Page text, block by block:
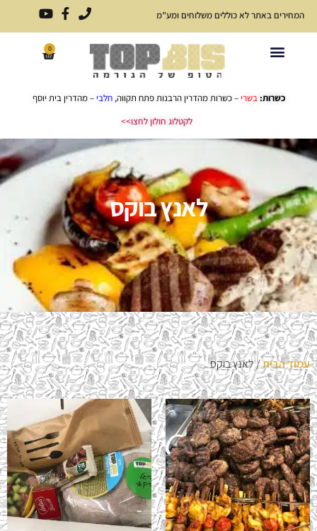
המחירים באתר לא כוללים משלוחים ומע”מ
0
כשרות:בשרי – כשרות מהדרין הרבנות פתח תקווה,חלבי – מהדרין בית יוסף
לקטלוג חולון לחצו>>
לאנץ בוקס
עמוד הבית/ לאנץ בוקס